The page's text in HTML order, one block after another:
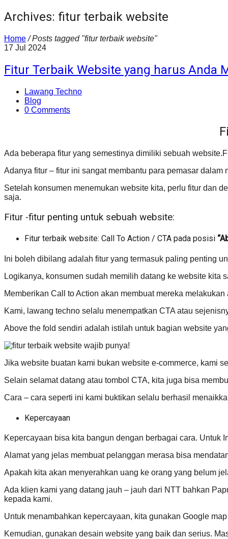
Archives: fitur terbaik website
Home / Posts tagged "fitur terbaik website"
17 Jul 2024
Fitur Terbaik Website yang harus Anda
Lawang Techno
Blog
0 Comments
Ada beberapa fitur yang semestinya dimiliki sebuah
Adanya fitur – fitur ini sangat membantu para pemasar
Setelah konsumen menemukan website kita, perlu fitur dan
saja.
Fitur -fitur penting untuk sebuah website:
Fitur terbaik website: Call To Action / CTA pada posisi
Ini boleh dibilang adalah fitur yang termasuk paling penting
Logikanya, konsumen sudah memilih datang ke website kita
Memberikan Call to Action akan membuat mereka
Kami, lawang techno selalu menempatkan CTA atau
Above the fold sendiri adalah istilah untuk bagian website
Jika website buatan kami bukan website e-commerce, kami
Selain selamat datang atau tombol CTA, kita juga bisa
Cara – cara seperti ini kami buktikan selalu berhasil
Kepercayaan
Kepercayaan bisa kita bangun dengan berbagai cara. Untuk
Alamat yang jelas membuat pelanggan merasa bisa
Apakah kita akan menyerahkan uang ke orang yang belum
Ada klien kami yang datang jauh – jauh dari NTT bahkan
kepada kami.
Untuk menambahkan kepercayaan, kita gunakan Google
Kemudian, gunakan desain website yang baik dan serius.